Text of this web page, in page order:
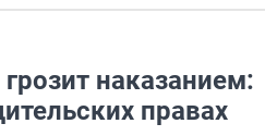
наказанием:
правах